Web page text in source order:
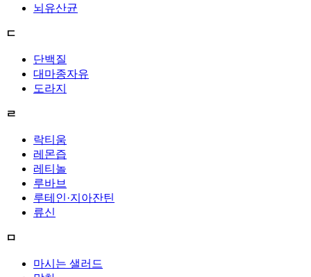
뇌유산균
ㄷ
단백질
대마종자유
도라지
ㄹ
락티움
레몬즙
레티놀
루바브
루테인·지아잔틴
류신
ㅁ
마시는 샐러드